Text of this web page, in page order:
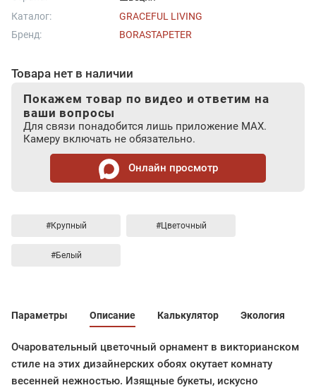
Каталог:
GRACEFUL LIVING
Бренд:
BORASTAPETER
Товара нет в наличии
Покажем товар по видео и ответим на
ваши вопросы
Для связи понадобится лишь приложение MAX.
Камеру включать не обязательно.
Онлайн просмотр
#Крупный #Цветочный
#Белый
Параметры Описание Калькулятор Экология
Очаровательный цветочный орнамент в викторианском
стиле на этих дизайнерских обоях окутает комнату
весенней нежностью. Изящные букеты, искусно